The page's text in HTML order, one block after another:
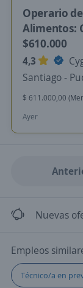
Operario
Alimentos:
$610.000
4,3
Santiago -
$ 611.000,00
Ayer
Nuevas
Empleos
Técnico/a en